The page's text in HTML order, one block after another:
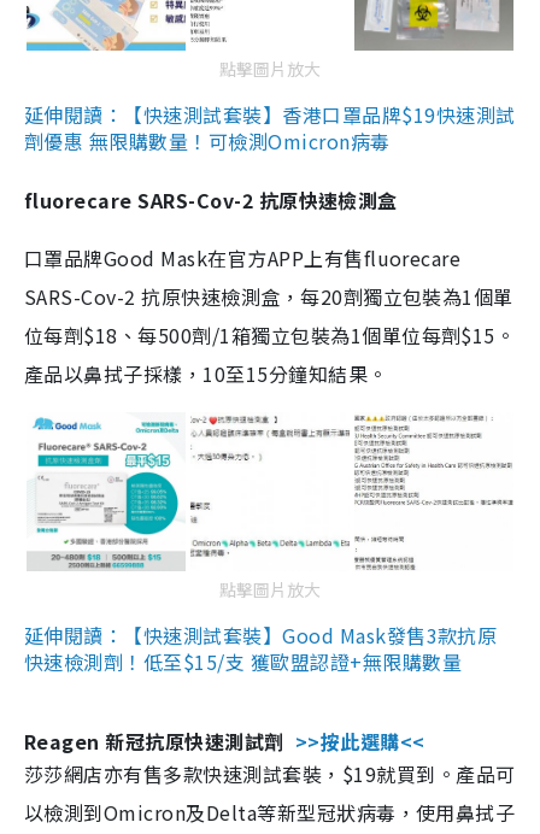
點擊圖片放大
延伸閱讀：【快速測試套裝】香港口罩品牌$19快速測試
劑優惠 無限購數量！可檢測Omicron病毒
fluorecare SARS-Cov-2 抗原快速檢測盒
口罩品牌Good Mask在官方APP上有售fluorecare
SARS-Cov-2 抗原快速檢測盒，每20劑獨立包裝為1個單
位每劑$18、每500劑/1箱獨立包裝為1個單位每劑$15。
產品以鼻拭子採樣，10至15分鐘知結果。
點擊圖片放大
延伸閱讀：【快速測試套裝】Good Mask發售3款抗原
快速檢測劑！低至$15/支 獲歐盟認證+無限購數量
Reagen 新冠抗原快速測試劑 >>按此選購<<
莎莎網店亦有售多款快速測試套裝，$19就買到。產品可
以檢測到Omicron及Delta等新型冠狀病毒，使用鼻拭子